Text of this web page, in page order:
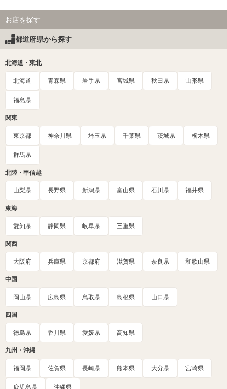
お店を探す
都道府県から探す
北海道・東北
北海道 青森県 岩手県 宮城県 秋田県 山形県
福島県
関東
東京都 神奈川県 埼玉県 千葉県 茨城県 栃木県
群馬県
北陸・甲信越
山梨県 長野県 新潟県 富山県 石川県 福井県
東海
愛知県 静岡県 岐阜県 三重県
関西
大阪府 兵庫県 京都府 滋賀県 奈良県 和歌山県
中国
岡山県 広島県 鳥取県 島根県 山口県
四国
徳島県 香川県 愛媛県 高知県
九州・沖縄
福岡県 佐賀県 長崎県 熊本県 大分県 宮崎県